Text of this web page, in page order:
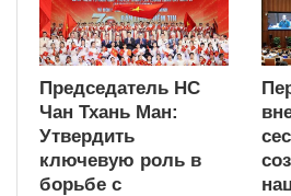
Председатель НС
Чан Тхань Ман:
Утвердить
ключевую роль в
борьбе с